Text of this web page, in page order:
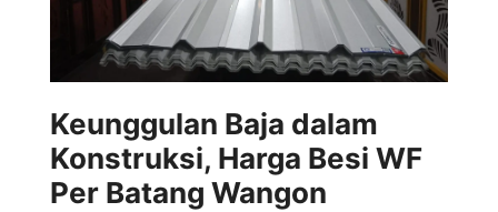
Keunggulan Baja dalam
Konstruksi, Harga Besi WF
Per Batang Wangon